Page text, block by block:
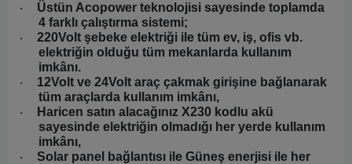
·
Üstün Acopower teknolojisi sayesinde toplamda
4 farklı çalıştırma sistemi;
·
220Volt şebeke elektriği ile tüm ev, iş, ofis vb.
elektriğin olduğu tüm mekanlarda kullanım
imkânı.
·
12Volt ve 24Volt araç çakmak girişine bağlanarak
tüm araçlarda kullanım imkânı,
·
Haricen satın alacağınız X230 kodlu akü
sayesinde elektriğin olmadığı her yerde kullanım
imkânı,
·
Solar panel bağlantısı ile Güneş enerjisi ile her